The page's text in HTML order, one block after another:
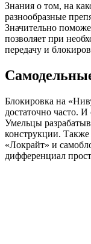
Знания о том, на
разнообразные
Значительно
позволяет при
передачу и
Блокировка на
достаточно часто. И
Умельцы
конструкции.
«Локрайт» и
дифференциал